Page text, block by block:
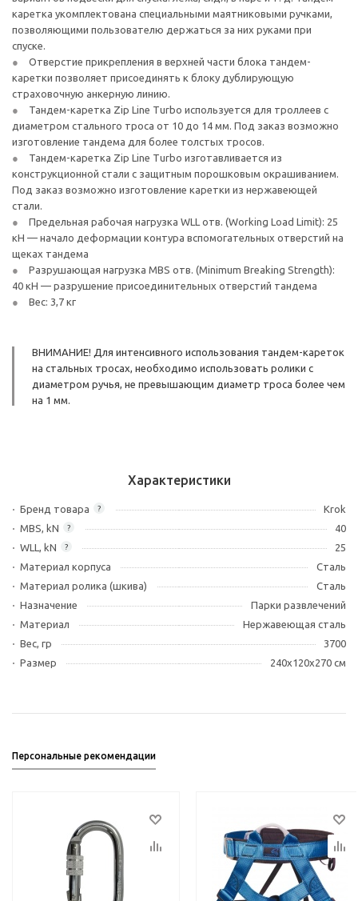
каретка укомплектована специальными маятниковыми ручками,
позволяющими пользователю держаться за них руками при
спуске.
Отверстие прикрепления в верхней части блока тандем-
каретки позволяет присоединять к блоку дублирующую
страховочную анкерную линию.
Тандем-каретка Zip Line Turbo используется для троллеев с
диаметром стального троса от 10 до 14 мм. Под заказ возможно
изготовление тандема для более толстых тросов.
Тандем-каретка Zip Line Turbo изготавливается из
конструкционной стали с защитным порошковым окрашиванием.
Под заказ возможно изготовление каретки из нержавеющей
стали.
Предельная рабочая нагрузка WLL отв. (Working Load Limit): 25
кН — начало деформации контура вспомогательных отверстий на
щеках тандема
Разрушающая нагрузка MBS отв. (Minimum Breaking Strength):
40 кН — разрушение присоединительных отверстий тандема
Вес: 3,7 кг
ВНИМАНИЕ! Для интенсивного использования тандем-кареток
на стальных тросах, необходимо использовать ролики с
диаметром ручья, не превышающим диаметр троса более чем
на 1 мм.
Характеристики
?
Бренд товара Krok
?
MBS, kN 40
?
WLL, kN
25
Материал корпуса
Сталь
Материал ролика (шкива)
Сталь
Назначение
Парки развлечений
Материал
Нержавеющая сталь
Вес, гр
3700
Размер
240х120х270 см
Персональные рекомендации